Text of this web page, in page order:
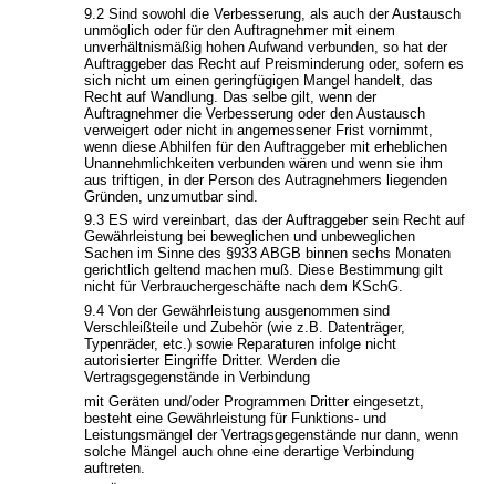
9.2 Sind sowohl die Verbesserung, als auch der Austausch
unmöglich oder für den Auftragnehmer mit einem
unverhältnismäßig hohen Aufwand verbunden, so hat der
Auftraggeber das Recht auf Preisminderung oder, sofern es
sich nicht um einen geringfügigen Mangel handelt, das
Recht auf Wandlung. Das selbe gilt, wenn der
Auftragnehmer die Verbesserung oder den Austausch
verweigert oder nicht in angemessener Frist vornimmt,
wenn diese Abhilfen für den Auftraggeber mit erheblichen
Unannehmlichkeiten verbunden wären und wenn sie ihm
aus triftigen, in der Person des Autragnehmers liegenden
Gründen, unzumutbar sind.
9.3 ES wird vereinbart, das der Auftraggeber sein Recht auf
Gewährleistung bei beweglichen und unbeweglichen
Sachen im Sinne des §933 ABGB binnen sechs Monaten
gerichtlich geltend machen muß. Diese Bestimmung gilt
nicht für Verbrauchergeschäfte nach dem KSchG.
9.4 Von der Gewährleistung ausgenommen sind
Verschleißteile und Zubehör (wie z.B. Datenträger,
Typenräder, etc.) sowie Reparaturen infolge nicht
autorisierter Eingriffe Dritter. Werden die
Vertragsgegenstände in Verbindung
mit Geräten und/oder Programmen Dritter eingesetzt,
besteht eine Gewährleistung für Funktions- und
Leistungsmängel der Vertragsgegenstände nur dann, wenn
solche Mängel auch ohne eine derartige Verbindung
auftreten.